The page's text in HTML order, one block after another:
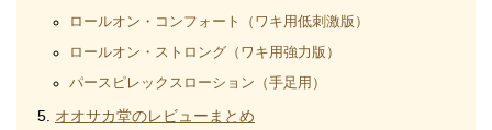
ロールオン・コンフォート（ワキ用低刺激版）
ロールオン・ストロング（ワキ用強力版）
パースピレックスローション（手足用）
オオサカ堂のレビューまとめ